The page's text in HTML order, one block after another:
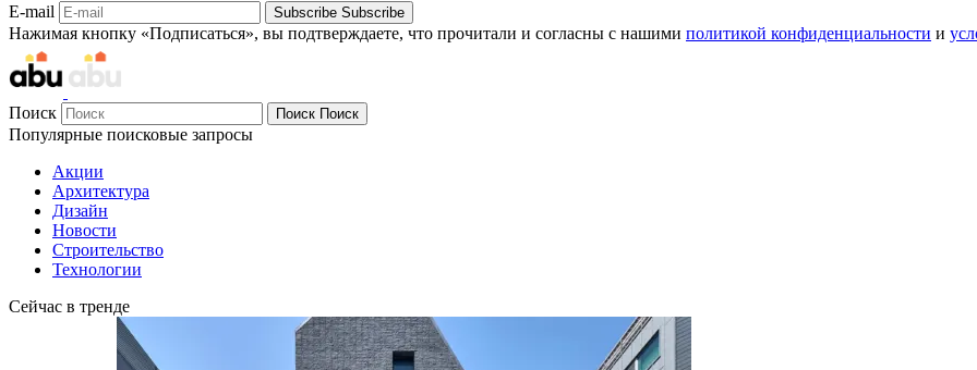
E-mail Subscribe Subscribe
Нажимая кнопку «Подписаться», вы подтверждаете, что прочитали и согласны с нашими политикой конфиденциальности и
Поиск Поиск Поиск
Популярные поисковые запросы
Акции
Архитектура
Дизайн
Новости
Строительство
Технологии
Сейчас в тренде